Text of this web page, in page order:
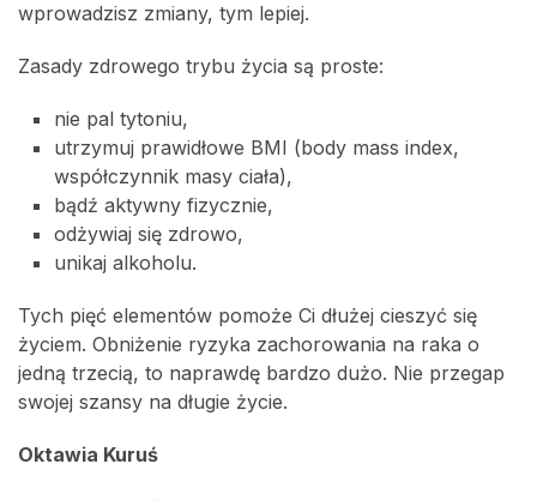
wprowadzisz zmiany, tym lepiej.
Zasady zdrowego trybu życia są proste:
nie pal tytoniu,
utrzymuj prawidłowe BMI (body mass index,
współczynnik masy ciała),
bądź aktywny fizycznie,
odżywiaj się zdrowo,
unikaj alkoholu.
Tych pięć elementów pomoże Ci dłużej cieszyć się
życiem. Obniżenie ryzyka zachorowania na raka o
jedną trzecią, to naprawdę bardzo dużo. Nie przegap
swojej szansy na długie życie.
Oktawia Kuruś